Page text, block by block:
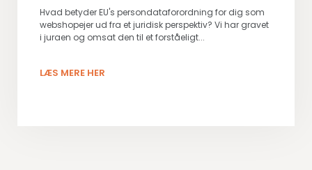
Hvad betyder EU's persondataforordning for dig som
webshopejer ud fra et juridisk perspektiv? Vi har gravet
i juraen og omsat den til et forståeligt...
LÆS MERE HER